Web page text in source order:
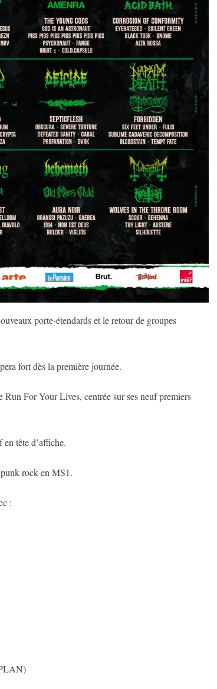
porte-étendards et le retour de groupes
fort dès la première journée.
For Your Lives, centrée sur ses neuf premiers
tête d’affiche.
rock en MS1.
: